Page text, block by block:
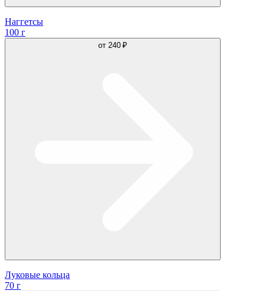
Наггетсы
100 г
от 240 ₽
Луковые кольца
70 г